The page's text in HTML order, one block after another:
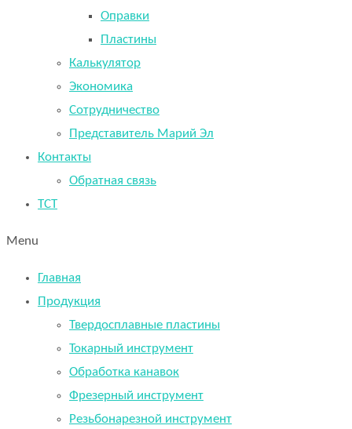
Оправки
Пластины
Калькулятор
Экономика
Сотрудничество
Представитель Марий Эл
Контакты
Обратная связь
TCT
Menu
Главная
Продукция
Твердосплавные пластины
Токарный инструмент
Обработка канавок
Фрезерный инструмент
Резьбонарезной инструмент